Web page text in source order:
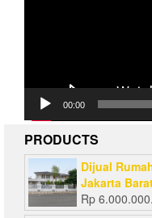
00:00
PRODUCTS
Dijual
Jakarta
Rp